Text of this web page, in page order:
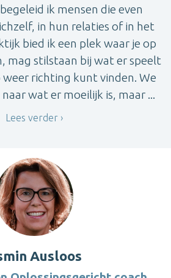
ik mensen die even
in hun relaties of in het
bied ik een plek waar je op
mag stilstaan bij wat er speelt
richting kunt vinden. We
wat er moeilijk is, maar ...
Lees verder
Ausloos